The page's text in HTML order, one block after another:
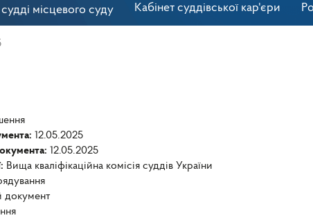
місцевого суду Кабінет суддівської кар'єри
12.05.2025
12.05.2025
Вища кваліфікаційна комісія суддів України
документ